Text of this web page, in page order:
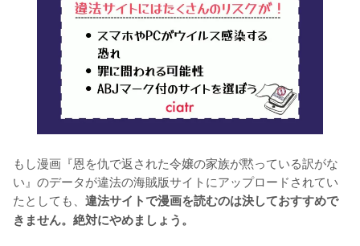
もし漫画『恩を仇で返された令嬢の家族が黙っている訳がな
い』のデータが違法の海賊版サイトにアップロードされてい
たとしても、 違法サイトで漫画を読むのは決しておすすめで
きません。絶対にやめましょう。